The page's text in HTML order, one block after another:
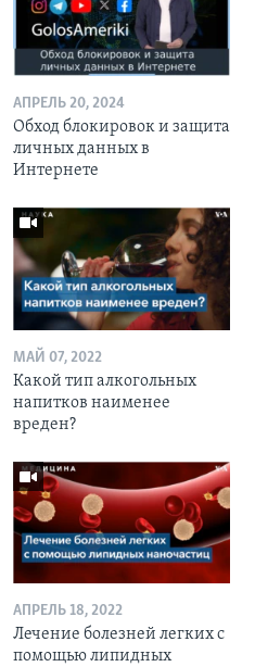
АПРЕЛЬ 20, 2024
Обход блокировок и защита
личных данных в
Интернете
МАЙ 07, 2022
Какой тип алкогольных
напитков наименее
вреден?
АПРЕЛЬ 18, 2022
Лечение болезней легких с
помощью липидных